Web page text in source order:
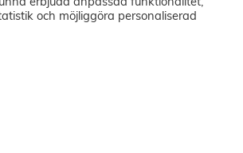
40
erbjuda anpassad funktionalitet,
och möjliggöra personaliserad